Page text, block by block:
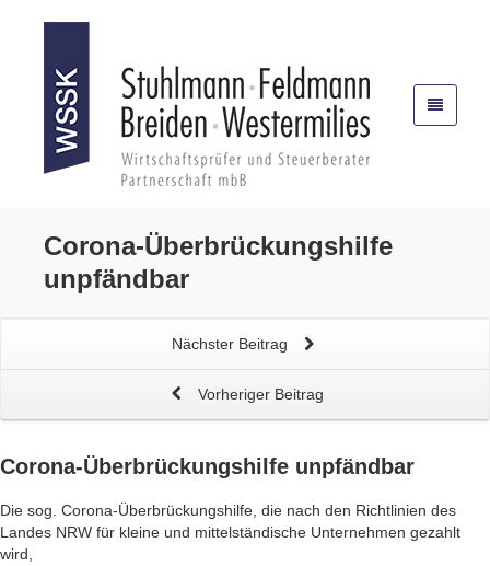
Corona-Überbrückungshilfe
unpfändbar
Nächster Beitrag
Vorheriger Beitrag
Corona-Überbrückungshilfe unpfändbar
Die sog. Corona-Überbrückungshilfe, die nach den Richtlinien des
Landes NRW für kleine und mittelständische Unternehmen gezahlt
wird,